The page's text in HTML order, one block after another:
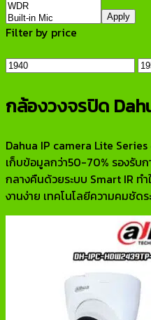
Apply
Filter by price
price
กล้องวงจรปิด
Dahua IP camera Lite
เก็บข้อมูลกว่า50-70% รองรับ
กลางคืนด้วยระบบ Smart IR ท
งานง่าย เทคโนโลยีความคมชั